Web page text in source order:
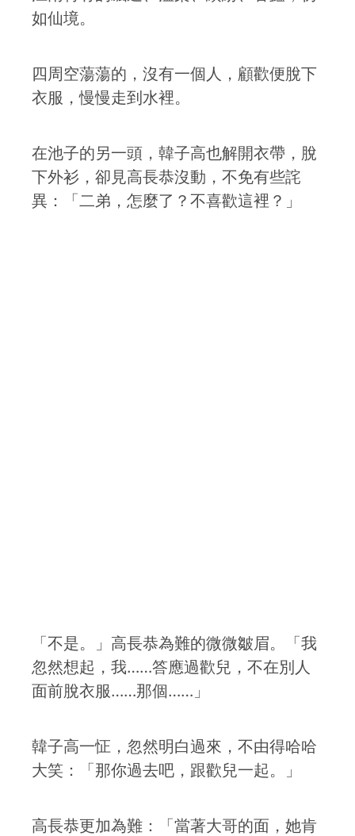
如仙境。
四周空蕩蕩的，沒有一個人，顧歡便脫下
衣服，慢慢走到水裡。
在池子的另一頭，韓子高也解開衣帶，脫
下外衫，卻見高長恭沒動，不免有些詫
異：「二弟，怎麼了？不喜歡這裡？」
「不是。」高長恭為難的微微皺眉。「我
忽然想起，我……答應過歡兒，不在別人
面前脫衣服……那個……」
韓子高一怔，忽然明白過來，不由得哈哈
大笑：「那你過去吧，跟歡兒一起。」
高長恭更加為難：「當著大哥的面，她肯